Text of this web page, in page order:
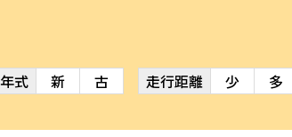
年式 新 古 走行距離 少 多